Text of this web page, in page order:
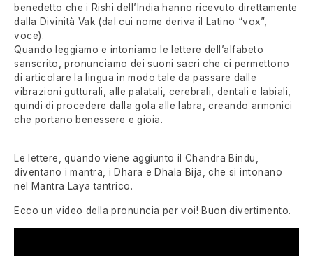
benedetto che i Rishi dell’India hanno ricevuto direttamente
dalla Divinità Vak (dal cui nome deriva il Latino “vox”,
voce).
Quando leggiamo e intoniamo le lettere dell’alfabeto
sanscrito, pronunciamo dei suoni sacri che ci permettono
di articolare la lingua in modo tale da passare dalle
vibrazioni gutturali, alle palatali, cerebrali, dentali e labiali,
quindi di procedere dalla gola alle labra, creando armonici
che portano benessere e gioia.
Le lettere, quando viene aggiunto il Chandra Bindu,
diventano i mantra, i Dhara e Dhala Bija, che si intonano
nel Mantra Laya tantrico.
Ecco un video della pronuncia per voi! Buon divertimento.